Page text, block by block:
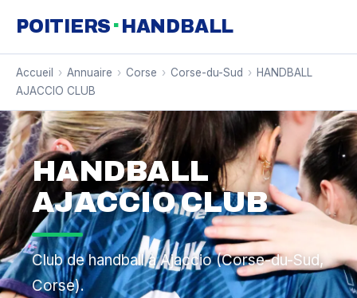
POITIERS · HANDBALL
Accueil › Annuaire › Corse › Corse-du-Sud › HANDBALL
AJACCIO CLUB
HANDBALL
AJACCIO CLUB
Club de handball à Ajaccio (Corse-du-Sud,
Corse).